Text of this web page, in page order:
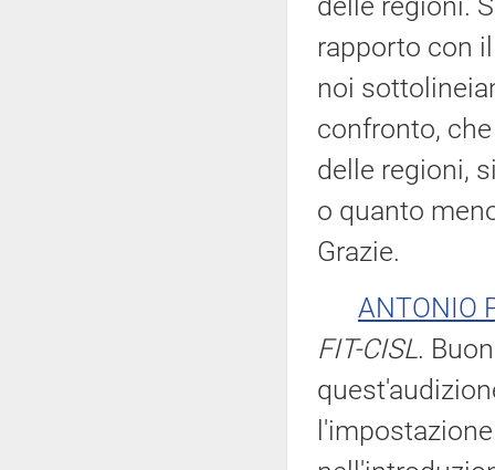
rapporto con
noi
confronto,
delle regioni,
o quanto
Grazie.
ANTONIO
FIT-CISL.